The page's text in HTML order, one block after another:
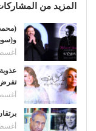
المزيد من
أغسطس
أغسطس
أغسطس